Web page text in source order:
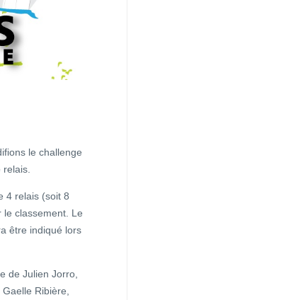
le challenge
4 relais (soit 8
le classement. Le
être indiqué lors
de Julien Jorro,
Ribière,